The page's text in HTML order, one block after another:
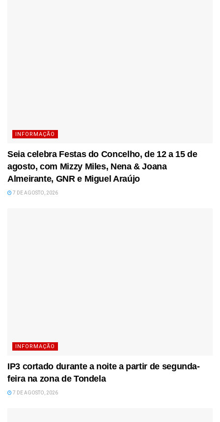
INFORMAÇÃO
Seia celebra Festas do Concelho, de 12 a 15 de
agosto, com Mizzy Miles, Nena & Joana
Almeirante, GNR e Miguel Araújo
7 DE AGOSTO, 2026
INFORMAÇÃO
IP3 cortado durante a noite a partir de segunda-
feira na zona de Tondela
7 DE AGOSTO, 2026